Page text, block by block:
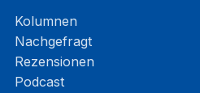
Kolumnen
Nachgefragt
Rezensionen
Podcast